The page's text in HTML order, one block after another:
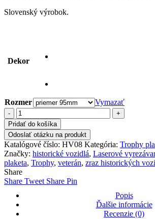
Slovenský výrobok.
Dekor
Rozmer
Vymazať
množstvo
Gravírovanie
plakety
"Najvzdialenejší
účastník"
–
Váš
podklad,
naša
práca
Pridať do košíka
Odoslať otázku na produkt
Katalógové číslo: HV08 Kategória: Trophy
Značky: historické vozidlá, Laserové
plaketa, Trophy, veterán, zraz historických
Share
Share Tweet Share Pin
Popis
Ďalšie informácie
Recenzie (0)